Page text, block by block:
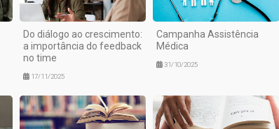
Do diálogo ao crescimento:
a importância do feedback
no time
17/11/2025
Campanha Assistência
Médica
31/10/2025